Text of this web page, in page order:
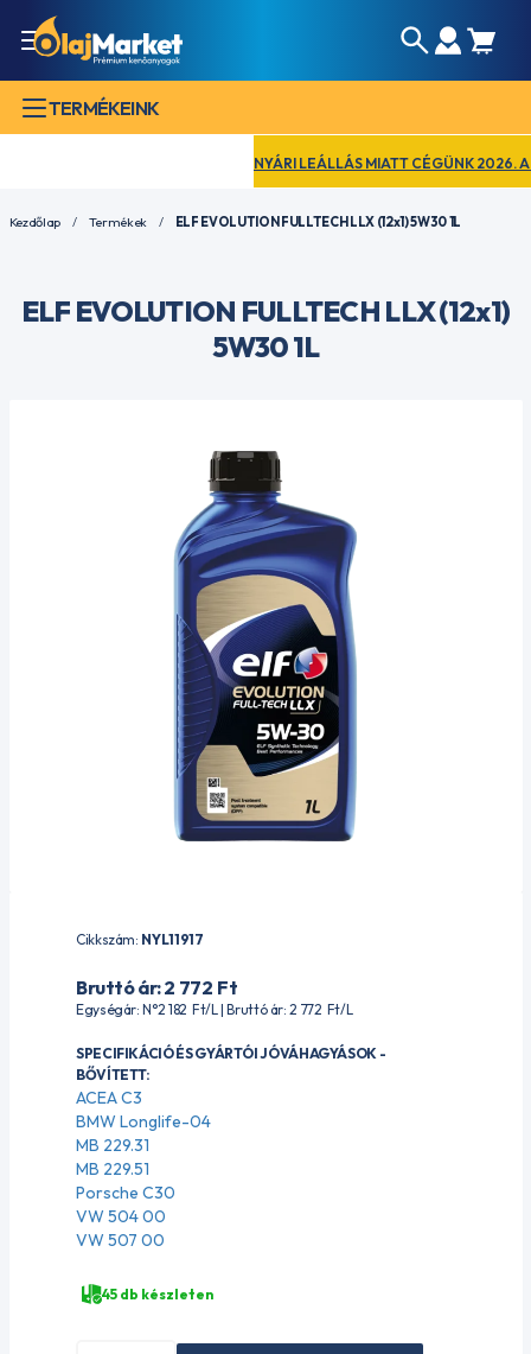
TERMÉKEINK
NYÁRI LEÁLLÁS MIATT CÉGÜNK 2026.
Kezdőlap Termékek ELF EVOLUTION FULLTECH LLX (12x1) 5W30 1L
ELF EVOLUTION FULLTECH LLX (12x1)
5W30 1L
Cikkszám: NYL11917
Bruttó ár: 2 772 Ft
Egységár: N°2 182 Ft/L | Bruttó ár: 2 772 Ft/L
SPECIFIKÁCIÓ ÉS GYÁRTÓI JÓVÁHAGYÁSOK -
BŐVÍTETT:
ACEA C3
BMW Longlife-04
MB 229.31
MB 229.51
Porsche C30
VW 504 00
VW 507 00
45 db készleten